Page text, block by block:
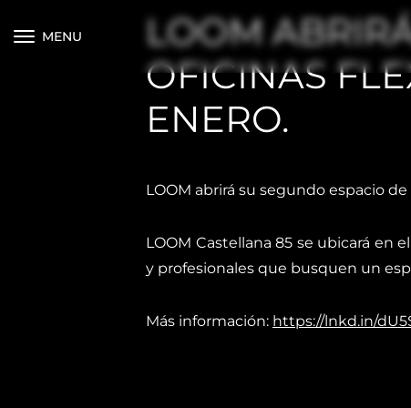
MENU
LOOM
OFICINAS
ENERO.
LOOM abrirá su segundo espacio
LOOM Castellana 85 se ubicará en
y profesionales que busquen un
Más información: https://lnkd.in/